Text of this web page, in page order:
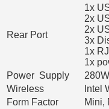
Rear Port
1x
2x
2x
3x
1x
1x
Power Supply
280W
Wireless
Intel
Form Factor
Mini,